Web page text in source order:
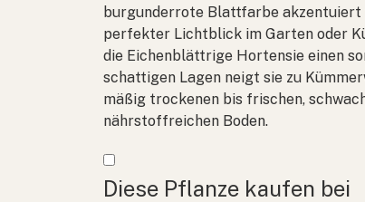
burgunderrote Blattfarbe akzentuiert
perfekter Lichtblick im Garten oder
die Eichenblättrige Hortensie einen
schattigen Lagen neigt sie zu
mäßig trockenen bis frischen,
nährstoffreichen Boden.
Mehr anzeigen
Diese Pflanze kaufen bei